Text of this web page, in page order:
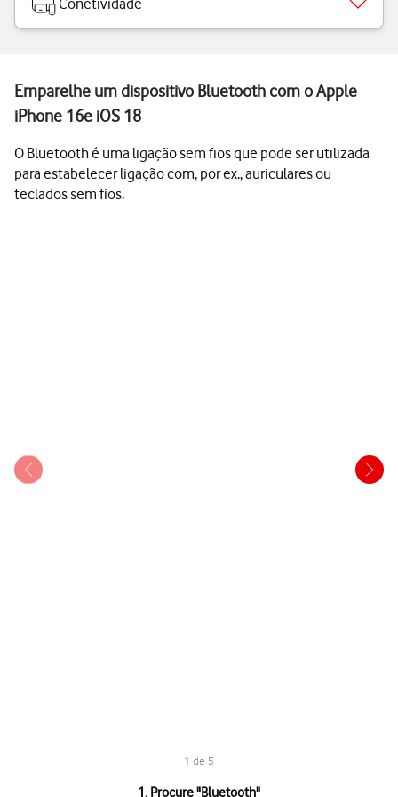
Conetividade
Emparelhe um dispositivo Bluetooth com o Apple
iPhone 16e iOS 18
O Bluetooth é uma ligação sem fios que pode ser utilizada
para estabelecer ligação com, por ex., auriculares ou
teclados sem fios.
1 de 5
1. Procure "Bluetooth"